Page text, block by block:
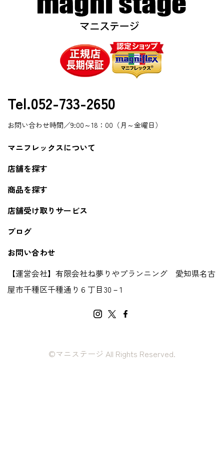
Tel.052-733-2650
お問い合わせ時間／9:00～18：00（月～金曜日）
マニフレックスについて
店舗を探す
商品を探す
店舗受け取りサービス
ブログ
お問い合わせ
【運営会社】有限会社ね夢りやプランニング 愛知県名古
屋市千種区千種通り６丁目30－1
©マニステージ All Rights Reserved.